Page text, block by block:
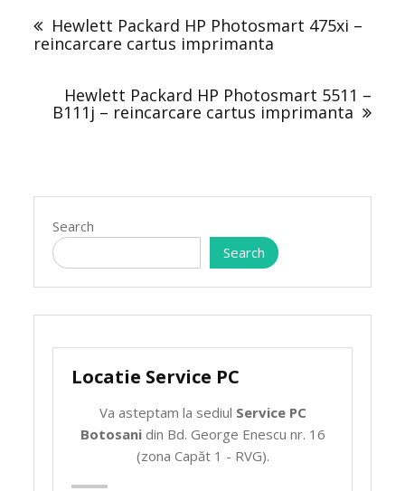
navigation
Hewlett Packard HP Photosmart 475xi –
reincarcare cartus imprimanta
Hewlett Packard HP Photosmart 5511 –
B111j – reincarcare cartus imprimanta
Search
Search
Locatie Service PC
Va asteptam la sediul Service PC
Botosanidin Bd. George Enescu nr. 16
(zona Capăt 1 - RVG).